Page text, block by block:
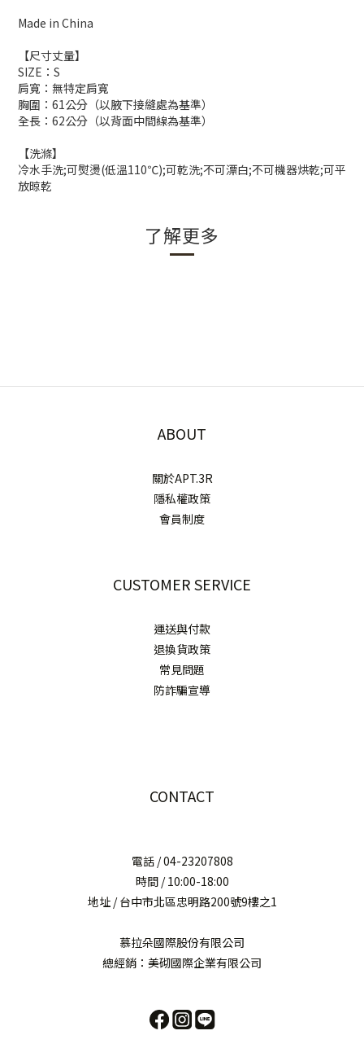
Made in China
【尺寸丈量】
SIZE：S
肩寬：無特定肩寬
胸圍：61公分（以腋下接縫處為基準）
全長：62公分（以背面中間線為基準）
【洗滌】
冷水手洗;可熨燙(低溫110℃);可乾洗;不可漂白;不可機器烘乾;可平
放晾乾
了解更多
ABOUT
關於APT.3R
隱私權政策
會員制度
CUSTOMER SERVICE
運送與付款
退換貨政策
常見問題
防詐騙宣導
CONTACT
電話 / 04-23207808
時間 / 10:00-18:00
地址 / 台中市北區忠明路200號9樓之1
慕拉朵國際股份有限公司
總經銷：美砌國際企業有限公司